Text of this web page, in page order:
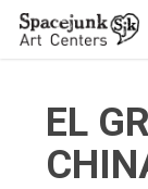
Skip
EL